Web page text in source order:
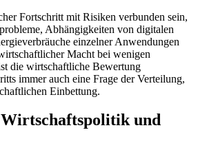
Fortschritt mit Risiken verbunden sein,
Abhängigkeiten von digitalen
einzelner Anwendungen
Macht bei wenigen
die wirtschaftliche Bewertung
immer auch eine Frage der Verteilung,
Einbettung.
und